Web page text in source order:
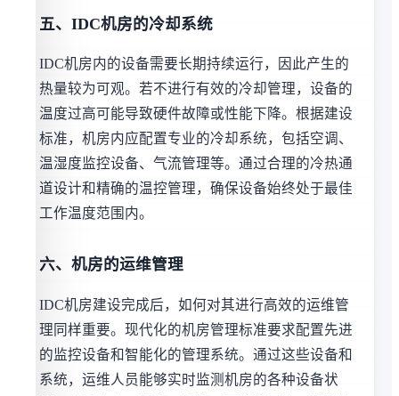
五、IDC机房的冷却系统
IDC机房内的设备需要长期持续运行，因此产生的
热量较为可观。若不进行有效的冷却管理，设备的
温度过高可能导致硬件故障或性能下降。根据建设
标准，机房内应配置专业的冷却系统，包括空调、
温湿度监控设备、气流管理等。通过合理的冷热通
道设计和精确的温控管理，确保设备始终处于最佳
工作温度范围内。
六、机房的运维管理
IDC机房建设完成后，如何对其进行高效的运维管
理同样重要。现代化的机房管理标准要求配置先进
的监控设备和智能化的管理系统。通过这些设备和
系统，运维人员能够实时监测机房的各种设备状